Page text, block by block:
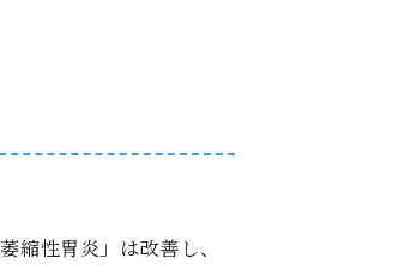
性胃炎」は改善し、